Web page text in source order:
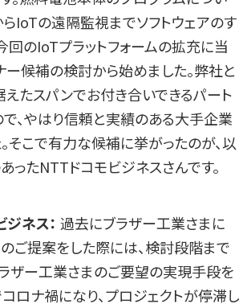
らIoTの遠隔監視までソフトウェアのす
回のIoTプラットフォームの拡充に当
ー候補の検討から始めました。弊社と
たスパンでお付き合いできるパート
、やはり信頼と実績のある大手企業
そこで有力な候補に挙がったのが、以
ったNTTドコモビジネスさんです。
ネス： 過去にブラザー工業さまに
ご提案をした際には、検討段階まで
ザー工業さまのご要望の実現手段を
ロナ禍になり、プロジェクトが停滞し